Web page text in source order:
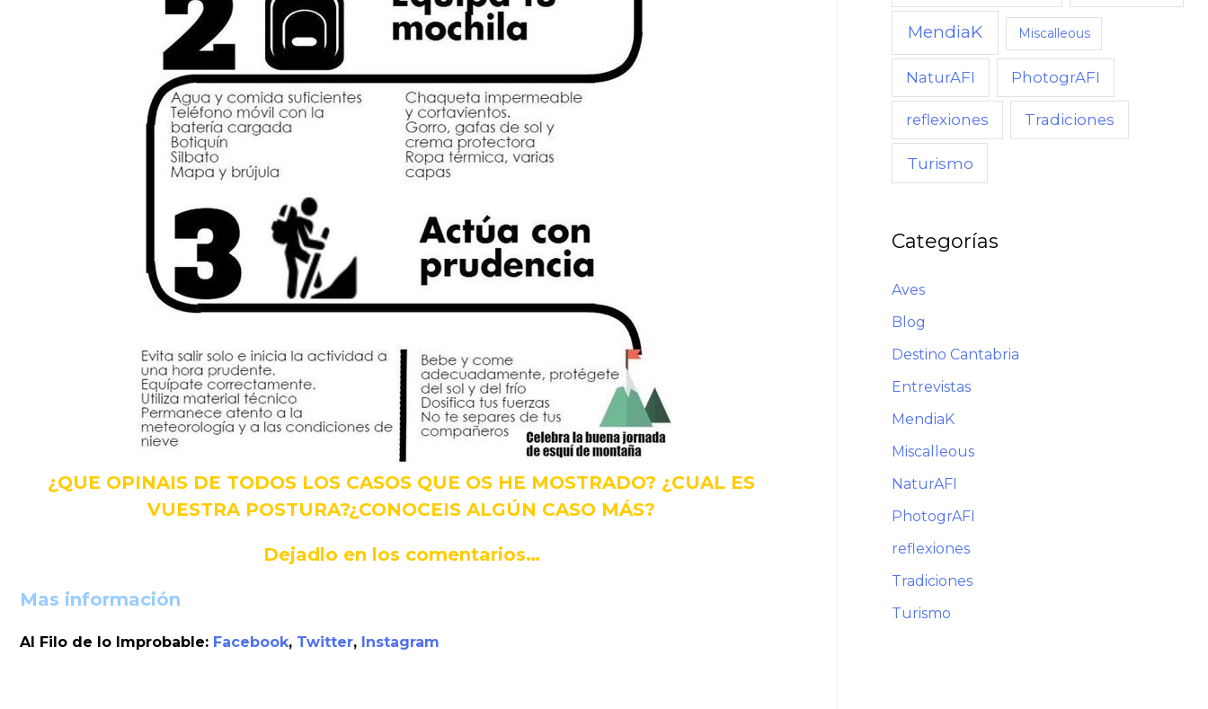
¿QUE OPINAIS DE TODOS LOS CASOS QUE OS HE MOSTRADO? ¿CUAL ES
VUESTRA POSTURA?¿CONOCEIS ALGÚN CASO MÁS?
Dejadlo en los comentarios…
Mas información
Al Filo de lo Improbable: Facebook, Twitter, Instagram
MendiaK Miscalleous
NaturAFI PhotogrAFI
reflexiones Tradiciones
Turismo
Categorías
Aves
Blog
Destino Cantabria
Entrevistas
MendiaK
Miscalleous
NaturAFI
PhotogrAFI
reflexiones
Tradiciones
Turismo